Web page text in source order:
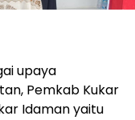
upaya
Pemkab Kukar
Idaman yaitu